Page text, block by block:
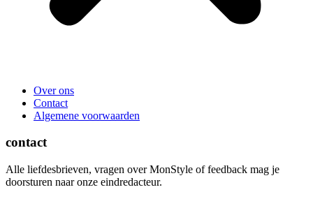
Over ons
Contact
Algemene voorwaarden
contact
Alle liefdesbrieven, vragen over MonStyle of feedback mag je
doorsturen naar onze eindredacteur.